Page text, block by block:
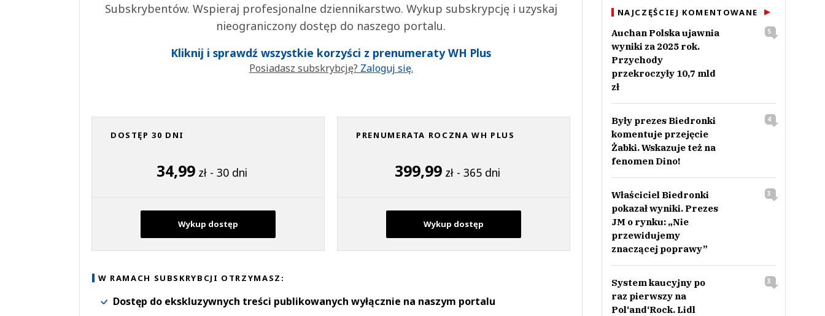
Subskrybentów. Wspieraj profesjonalne dziennikarstwo. Wykup subskrypcję i uzyskaj
nieograniczony dostęp do naszego portalu.
Kliknij i sprawdź wszystkie korzyści z prenumeraty WH Plus
Posiadasz subskrybcję? Zaloguj się.
DOSTĘP 30 DNI
34,99 zł - 30 dni
Wykup dostęp
PRENUMERATA ROCZNA WH PLUS
399,99 zł - 365 dni
Wykup dostęp
W RAMACH SUBSKRYBCJI OTRZYMASZ:
Dostęp do ekskluzywnych treści publikowanych wyłącznie na naszym portalu
NAJCZĘŚCIEJ KOMENTOWANE
Auchan Polska ujawnia
wyniki za 2025 rok.
Przychody
przekroczyły 10,7 mld
zł
5
Były prezes Biedronki
komentuje przejęcie
Żabki. Wskazuje też na
fenomen Dino!
4
Właściciel Biedronki
pokazał wyniki. Prezes
JM o rynku: „Nie
przewidujemy
znaczącej poprawy”
3
System kaucyjny po
raz pierwszy na
Pol‘and‘Rock. Lidl
3